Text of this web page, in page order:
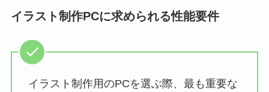
イラスト制作PCに求められる性能要件
イラスト制作用のPCを選ぶ際、最も重要な